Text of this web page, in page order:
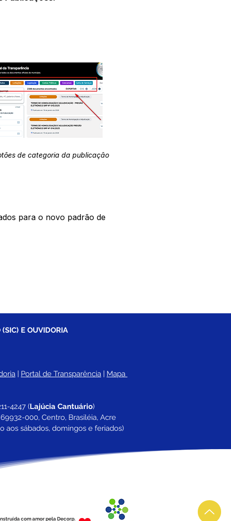
de categoria da publicação
para o novo padrão de
E OUVIDORIA
| Portal de Transparência | Mapa
4247 (Lajúcia Cantuário)
000, Centro, Brasiléia, Acre
aos sábados, domingos e feriados)
com amor pela Decorp.